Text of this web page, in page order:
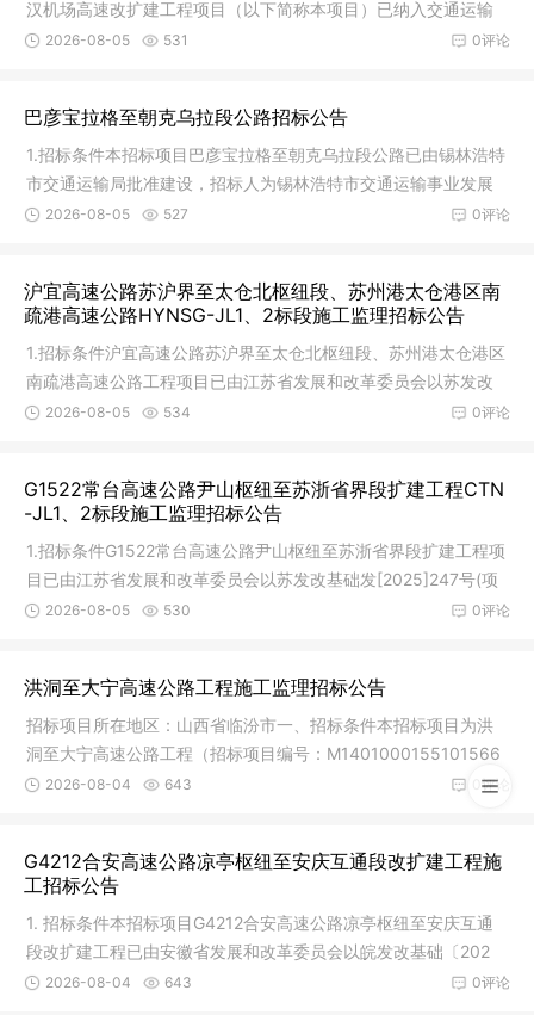
汉机场高速改扩建工程项目（以下简称本项目）已纳入交通运输
部《公路发展
0评论
2026-08-05 531
巴彦宝拉格至朝克乌拉段公路招标公告
1.招标条件本招标项目巴彦宝拉格至朝克乌拉段公路已由锡林浩特
市交通运输局批准建设，招标人为锡林浩特市交通运输事业发展
中心，
0评论
2026-08-05 527
沪宜高速公路苏沪界至太仓北枢纽段、苏州港太仓港区南
疏港高速公路HYNSG-JL1、2标段施工监理招标公告
1.招标条件沪宜高速公路苏沪界至太仓北枢纽段、苏州港太仓港区
南疏港高速公路工程项目已由江苏省发展和改革委员会以苏发改
基础发
0评论
2026-08-05 534
G1522常台高速公路尹山枢纽至苏浙省界段扩建工程CTN
-JL1、2标段施工监理招标公告
1.招标条件G1522常台高速公路尹山枢纽至苏浙省界段扩建工程项
目已由江苏省发展和改革委员会以苏发改基础发[2025]247号(项
目代码:
0评论
2026-08-05 530
洪洞至大宁高速公路工程施工监理招标公告
招标项目所在地区：山西省临汾市一、招标条件本招标项目为洪
洞至大宁高速公路工程（招标项目编号：M1401000155101566
001，以下简
0评论
2026-08-04 643
G4212合安高速公路凉亭枢纽至安庆互通段改扩建工程施
工招标公告
1. 招标条件本招标项目G4212合安高速公路凉亭枢纽至安庆互通
段改扩建工程已由安徽省发展和改革委员会以皖发改基础〔202
5〕550号
0评论
2026-08-04 643